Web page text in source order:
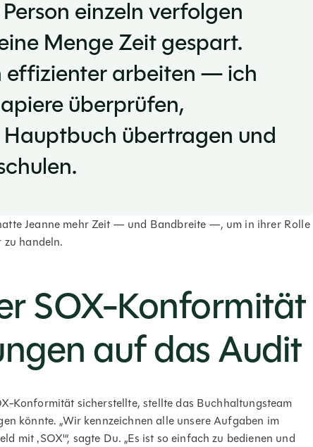
einzeln verfolgen
Menge Zeit gespart.
effizienter arbeiten — ich
überprüfen,
übertragen und
Jeanne mehr Zeit — und Bandbreite —, um in ihrer Rolle
handeln.
SOX-Konformität
auf das Audit
Konformität sicherstellte, stellte das Buchhaltungsteam
könnte. „Wir kennzeichnen alle unsere Aufgaben im
mit ‚SOX'“, sagte Du. „Es ist so einfach zu bedienen und